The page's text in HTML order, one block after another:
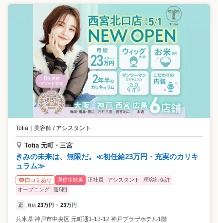
Totia ｜ 美容師 / アシスタント
Totia 元町・三宮
きみの未来は、無限だ。≪初任給23万円・充実のカリキ
ュラム≫
口コミあり 通信生歓迎 正社員 アシスタント
理容師免許
オープニング
週5回
正 月給 23万円 ~ 23万円
兵庫県 神戸市中央区 元町通1‐13‐12 神戸プラザホテル1階